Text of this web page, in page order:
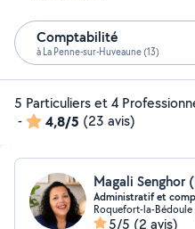
Comptabilité
à La Penne-sur-Huveaune (13)
5 Particuliers et 4
-
4,8/5 (23 avis)
Magali Senghor
Administratif et
Roquefort-la-
5/5 (2 avis)